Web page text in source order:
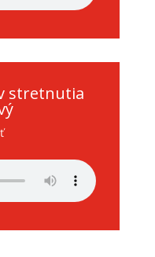
stretnutia